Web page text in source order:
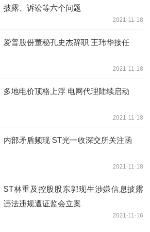
披露、诉讼等六个问题
2021-11-18
爱普股份董秘孔史杰辞职 王玮华接任
2021-11-18
多地电价顶格上浮 电网代理陆续启动
2021-11-18
内部矛盾频现 ST光一收深交所关注函
2021-11-18
ST林重及控股股东郭现生涉嫌信息披露
违法违规遭证监会立案
2021-11-16